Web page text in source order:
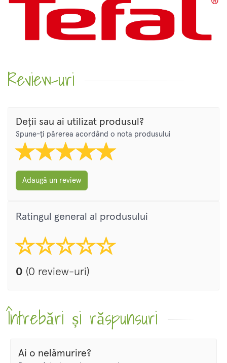
Review-uri
Deții sau ai utilizat produsul?
Spune-ți părerea acordând o nota produsului
Adaugă un review
Ratingul general al produsului
0 (0 review-uri)
Întrebări și răspunsuri
Ai o nelămurire?